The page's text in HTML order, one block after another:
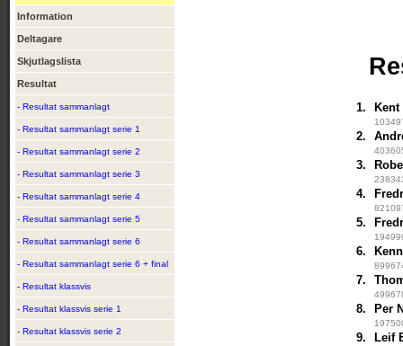
Information
Deltagare
Skjutlagslista
Resultat
- Resultat sammanlagt
- Resultat sammanlagt serie 1
- Resultat sammanlagt serie 2
- Resultat sammanlagt serie 3
- Resultat sammanlagt serie 4
- Resultat sammanlagt serie 5
- Resultat sammanlagt serie 6
- Resultat sammanlagt serie 6 + final
- Resultat klassvis
- Resultat klassvis serie 1
- Resultat klassvis serie 2
1.
2.
3.
4.
5.
6.
7.
8. Per
9. Leif